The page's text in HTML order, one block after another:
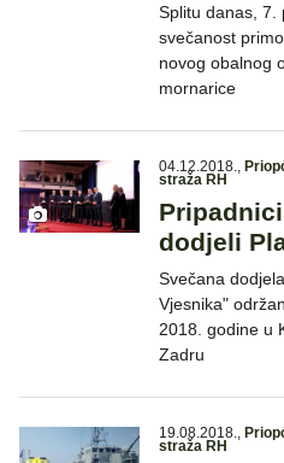
Splitu danas, 7.
svečanost
novog obalnog
mornarice
04.12.2018.,
straža RH
dodjeli
Svečana
Vjesnika"
2018. godine u
Zadru
19.08.2018.,
straža RH